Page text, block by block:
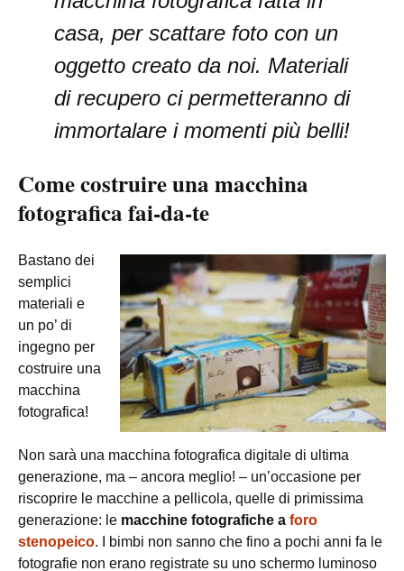
casa, per scattare foto con un
oggetto creato da noi. Materiali
di recupero ci permetteranno di
immortalare i momenti più belli!
Come costruire una macchina
fotografica fai-da-te
Bastano dei
semplici
materiali e
un po’ di
ingegno per
costruire una
macchina
fotografica!
Non sarà una macchina fotografica digitale di ultima
generazione, ma – ancora meglio! – un’occasione per
riscoprire le macchine a pellicola, quelle di primissima
generazione: le macchine fotografiche a foro
stenopeico. I bimbi non sanno che fino a pochi anni fa le
fotografie non erano registrate su uno schermo luminoso